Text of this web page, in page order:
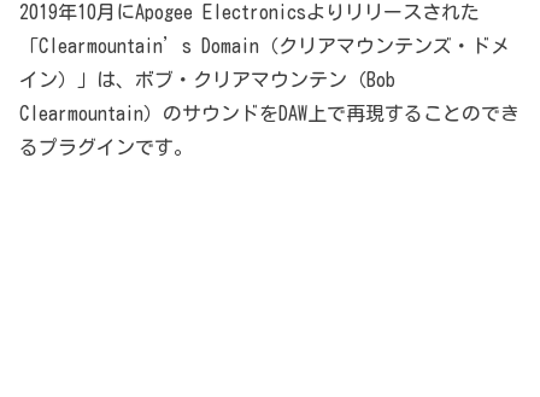
2019年10月にApogee Electronicsよりリリースされた
「Clearmountain’s Domain（クリアマウンテンズ・ドメ
イン）」は、ボブ・クリアマウンテン（Bob
Clearmountain）のサウンドをDAW上で再現することのでき
るプラグインです。